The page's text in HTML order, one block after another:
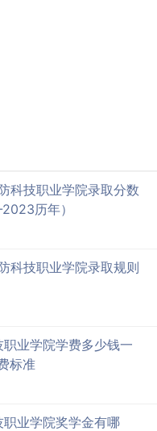
科技职业学院录取分数
历年）
科技职业学院录取规则
业学院学费多少钱一
标准
业学院奖学金有哪